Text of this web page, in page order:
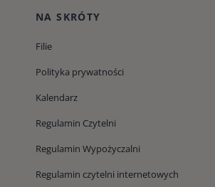
NA SKRÓTY
Filie
Polityka prywatności
Kalendarz
Regulamin Czytelni
Regulamin Wypożyczalni
Regulamin czytelni internetowych